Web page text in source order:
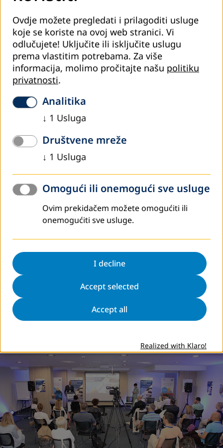
Ovdje možete pregledati i prilagoditi usluge
koje se koriste na ovoj web stranici. Vi
odlučujete! Uključite ili isključite uslugu
prema vlastitim potrebama. Za više
informacija, molimo pročitajte našu politiku
privatnosti.
Analitika
↓ 1 Usluga
Društvene mreže
↓ 1 Usluga
Omogući ili onemogući sve usluge
Ovim prekidačem možete omogućiti ili
onemogućiti sve usluge.
I decline
Accept selected
Accept all
Realized with Klaro!